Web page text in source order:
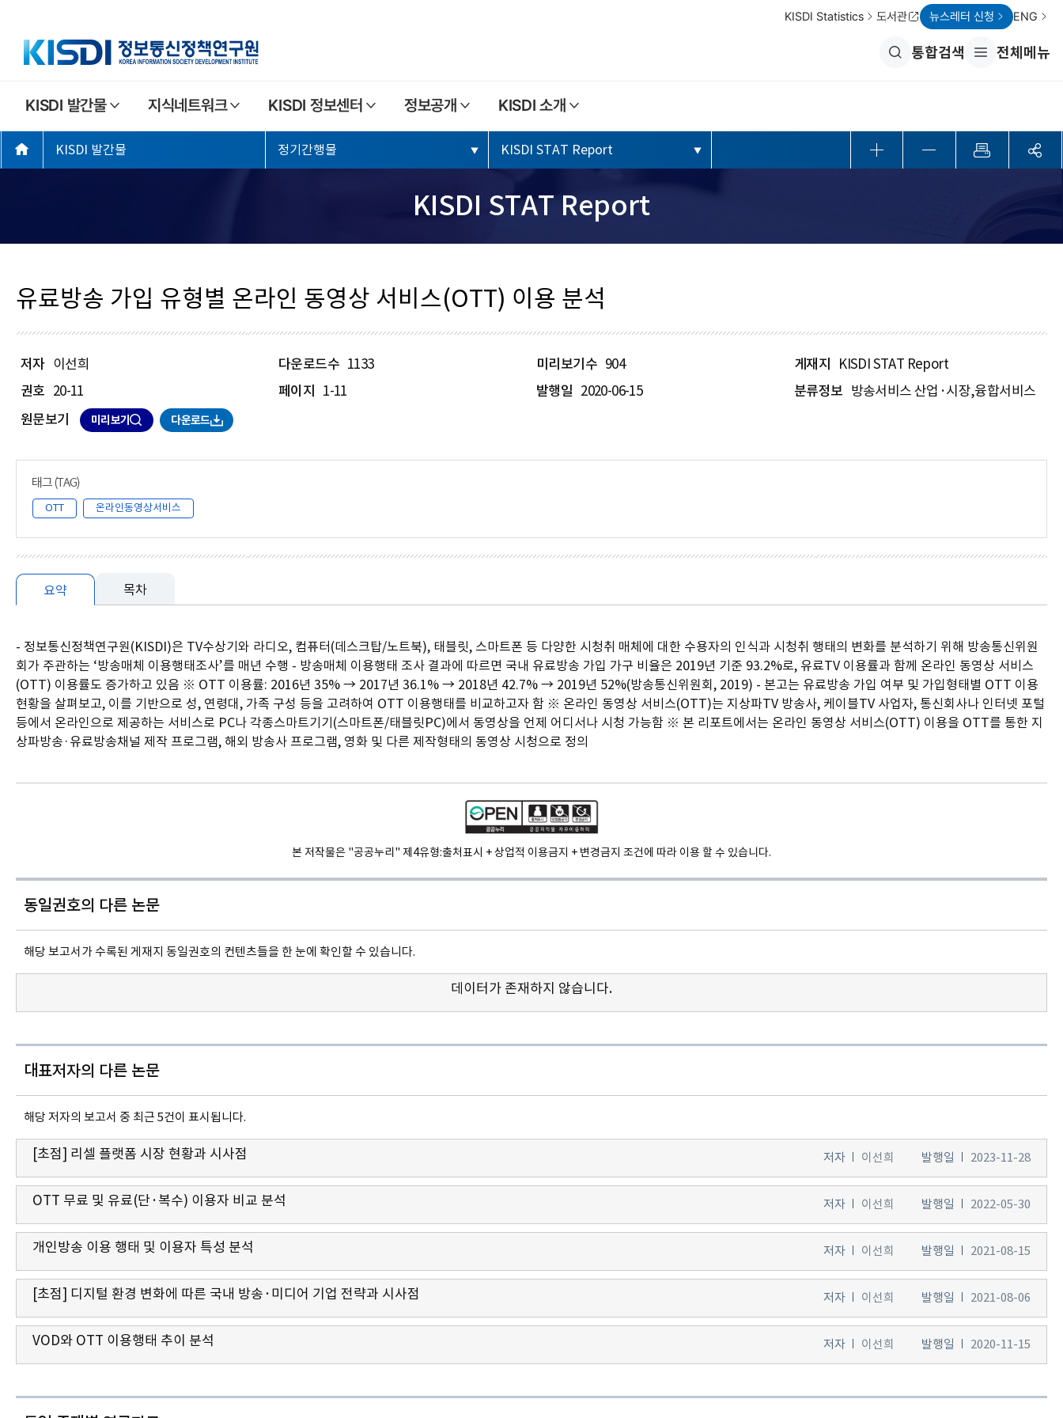
KISDI Statistics 도서관 뉴스레터 신청 ENG
통합검색 전체메뉴
전
열
기
주
요
메
뉴
KISDI 발간물 지식네트워크 KISDI 정보센터 정보공개 KISDI 소개
좌
측
KISDI 발간물 정기간행물 KISDI STAT Report
KISDI STAT Report
유료방송 가입 유형별 온라인 동영상 서비스(OTT) 이용 분석
저자 이선희 다운로드수 1133 미리보기수 904 게재지
KISDI STAT Report
권호 20-11 페이지 1-11 발행일 2020-06-15 분류정보 방송서비스 산업·시장,융합서비스
원문보기
미리보기 다운로드
OTT 온라인동영상서비스
요약 목차
요
약
- 정보통신정책연구원(KISDI)은 TV수상기와 라디오, 컴퓨터(데스크탑/노트북), 태블릿, 스마트폰 등 다양한 시청취 매체에 대한 수용자의 인식과 시청취 행태의 변화를 분석하기 위해 방송통신위원
회가 주관하는 ‘방송매체 이용행태조사’를 매년 수행 - 방송매체 이용행태 조사 결과에 따르면 국내 유료방송 가입 가구 비율은 2019년 기준 93.2%로, 유료TV 이용률과 함께 온라인 동영상 서비스
(OTT) 이용률도 증가하고 있음 ※ OTT 이용률: 2016년 35% → 2017년 36.1% → 2018년 42.7% → 2019년 52%(방송통신위원회, 2019) - 본고는 유료방송 가입 여부 및 가입형태별 OTT 이용
현황을 살펴보고, 이를 기반으로 성, 연령대, 가족 구성 등을 고려하여 OTT 이용행태를 비교하고자 함 ※ 온라인 동영상 서비스(OTT)는 지상파TV 방송사, 케이블TV 사업자, 통신회사나 인터넷 포털
등에서 온라인으로 제공하는 서비스로 PC나 각종스마트기기(스마트폰/태블릿PC)에서 동영상을 언제 어디서나 시청 가능함 ※ 본 리포트에서는 온라인 동영상 서비스(OTT) 이용을 OTT를 통한 지
상파방송·유료방송채널 제작 프로그램, 해외 방송사 프로그램, 영화 및 다른 제작형태의 동영상 시청으로 정의
본 저작물은 "공공누리" 제4유형:출처표시 + 상업적 이용금지 + 변경금지 조건에 따라 이용 할 수 있습니다.
동일권호의 다른 논문
해당 보고서가 수록된 게재지 동일권호의 컨텐츠들을 한 눈에 확인할 수 있습니다.
데이터가 존재하지 않습니다.
대표저자의 다른 논문
해당 저자의 보고서 중 최근 5건이 표시됩니다.
[초점] 리셀 플랫폼 시장 현황과 시사점 저자 이선희 발행일 2023-11-28
OTT 무료 및 유료(단·복수) 이용자 비교 분석 저자 이선희 발행일 2022-05-30
개인방송 이용 행태 및 이용자 특성 분석 저자 이선희 발행일 2021-08-15
[초점] 디지털 환경 변화에 따른 국내 방송·미디어 기업 전략과 시사점 저자 이선희 발행일 2021-08-06
VOD와 OTT 이용행태 추이 분석 저자 이선희 발행일 2020-11-15